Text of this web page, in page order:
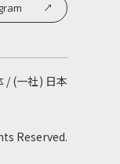
/ (一社) 日本
Reserved.